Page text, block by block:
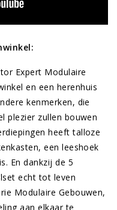
Expert Modulaire
en een herenhuis
kenmerken, die
plezier zullen bouwen
heeft talloze
een leeshoek
En dankzij de 5
echt tot leven
Modulaire Gebouwen,
aan elkaar te